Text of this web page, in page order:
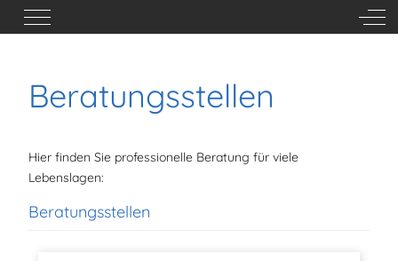
Mobile Menu Toggle Off-
Beratungsstellen
Hier finden Sie professionelle Beratung für viele
Lebenslagen:
Beratungsstellen